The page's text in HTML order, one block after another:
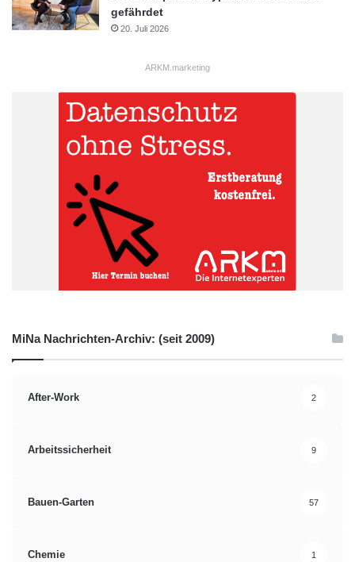
gefährdet
20. Juli 2026
ARKM.marketing
MiNa Nachrichten-Archiv: (seit 2009)
After-Work 2
Arbeitssicherheit 9
Bauen-Garten 57
Chemie 1